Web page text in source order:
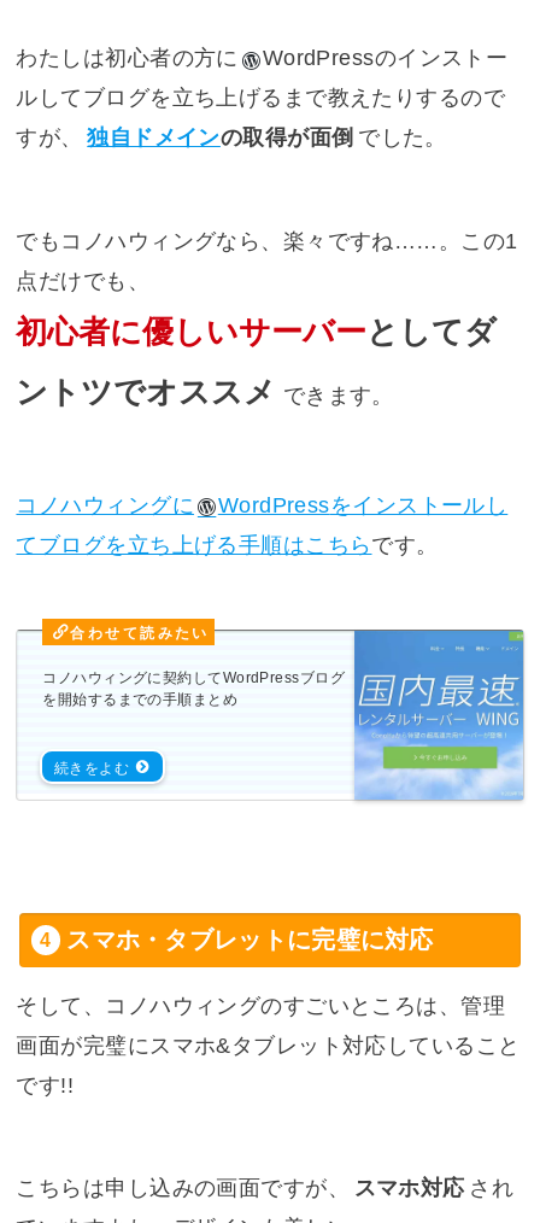
わたしは初心者の方に WordPressのインストー
ルしてブログを立ち上げるまで教えたりするので
すが、
独自ドメインの取得が面倒 でした。
でもコノハウィングなら、楽々ですね……。この1
点だけでも、
初心者に優しいサーバーとしてダ
ントツでオススメ できます。
コノハウィングに WordPressをインストールし
てブログを立ち上げる手順はこちらです。
コノハウィングに契約してWordPressブログ
を開始するまでの手順まとめ
スマホ・タブレットに完璧に対応
そして、コノハウィングのすごいところは、管理
画面が完璧にスマホ&タブレット対応していること
です!!
こちらは申し込みの画面ですが、 スマホ対応 され